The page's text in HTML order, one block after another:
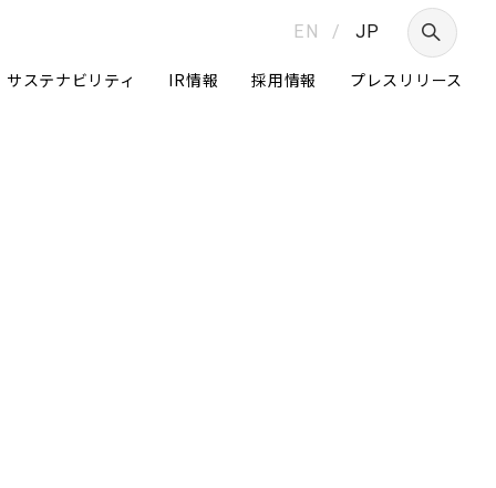
EN / JP
サステナビリティ IR情報 採用情報 プレスリリース